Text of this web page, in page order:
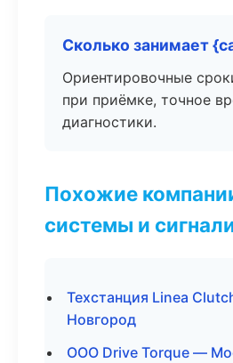
Сколько занимает
Ориентировочные
при приёмке, точное
диагностики.
Похожие
системы и
Техстанция Linea
Новгород
ООО Drive Torque —